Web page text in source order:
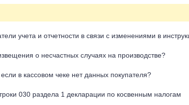
учета и отчетности в связи с изменениями в
о несчастных случаях на производстве?
в кассовом чеке нет данных покупателя?
030 раздела 1 декларации по косвенным налогам